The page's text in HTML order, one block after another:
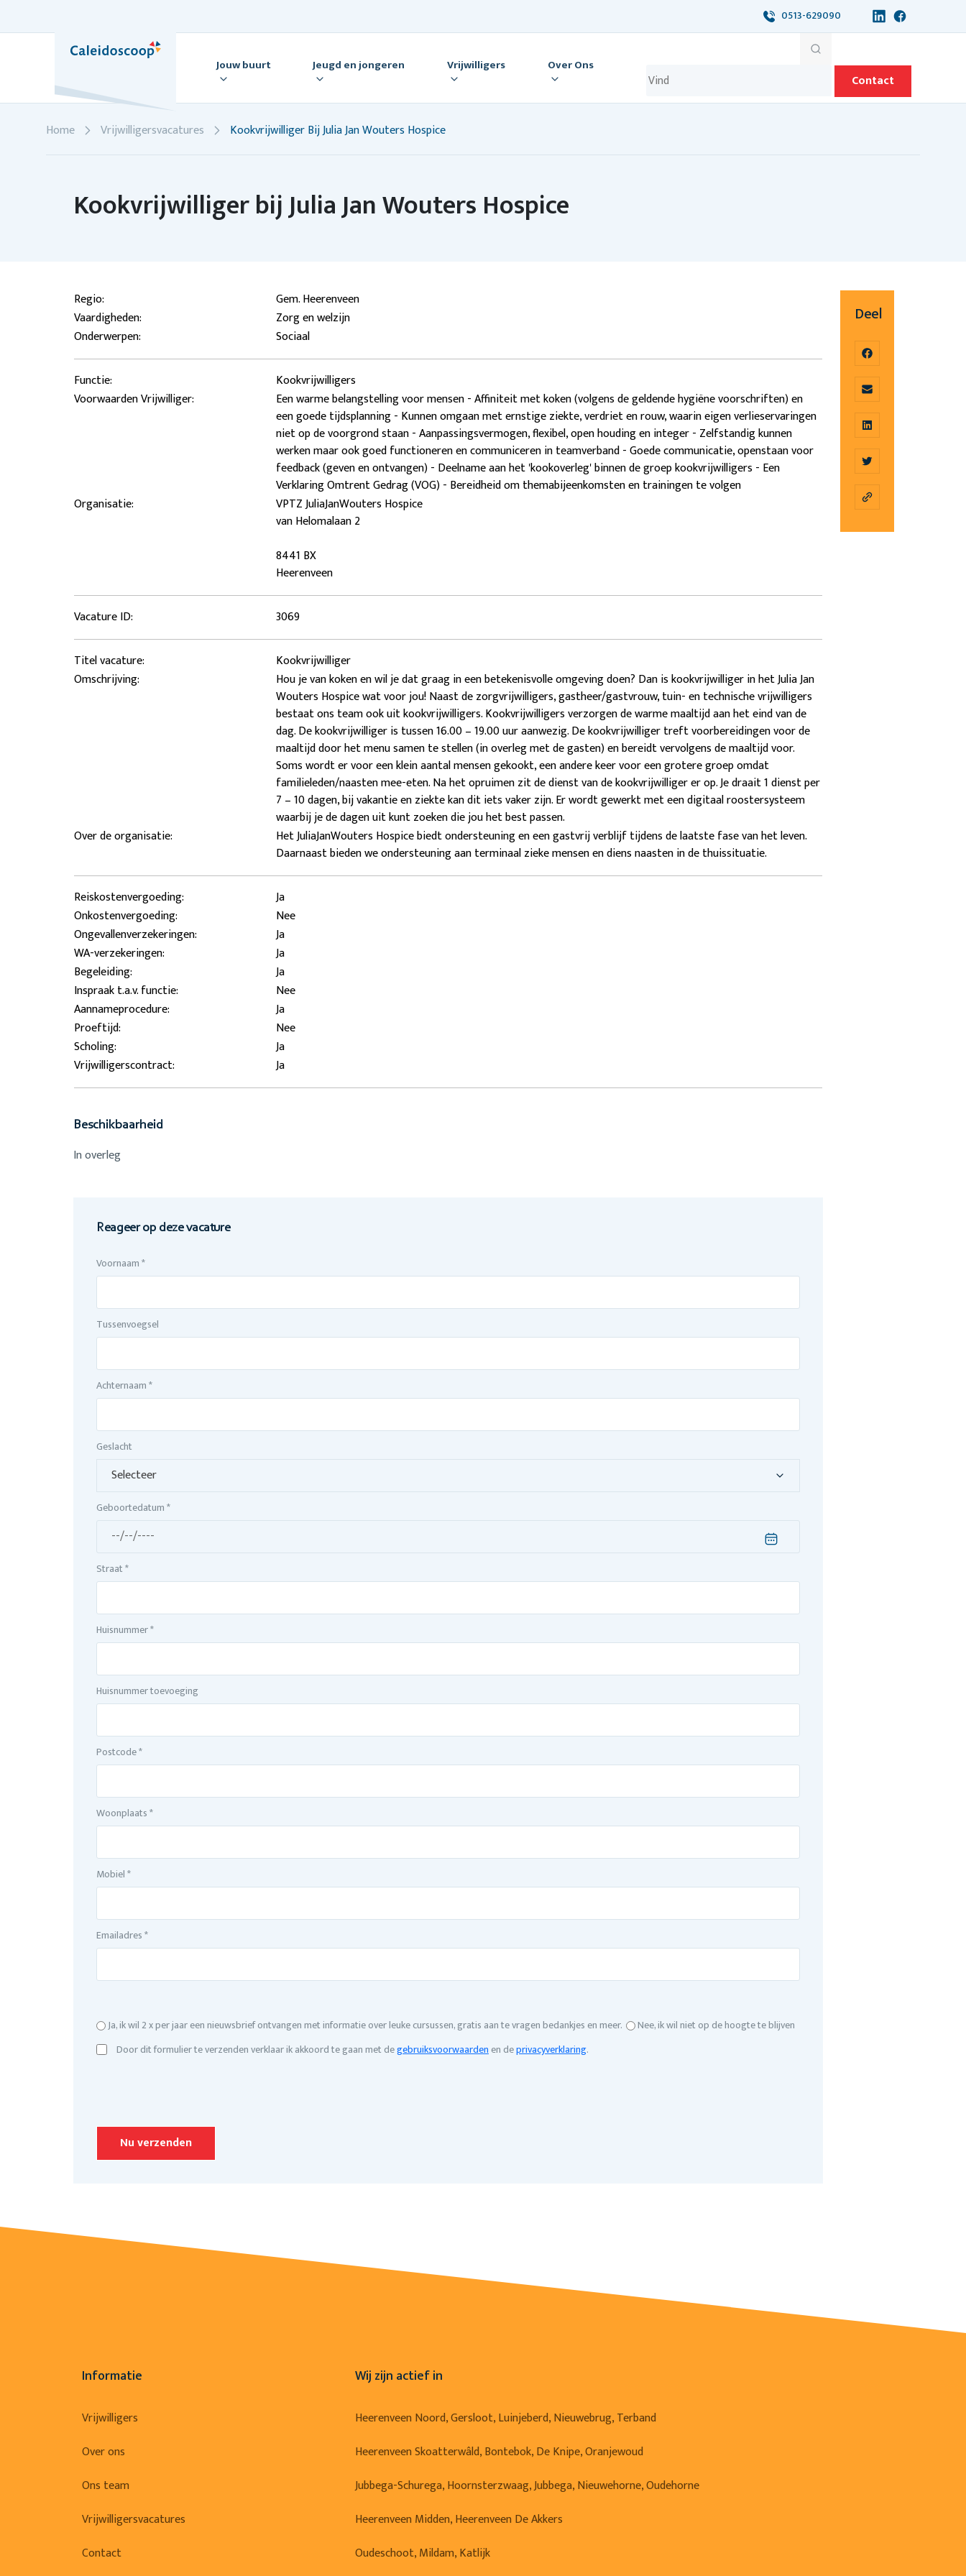
content
0513-629090
Jouw buurt Jeugd en jongeren Vrijwilligers Over Ons
Contact
Home Vrijwilligersvacatures Kookvrijwilliger Bij Julia Jan Wouters Hospice
Kookvrijwilliger bij Julia Jan Wouters Hospice
Regio:
Gem. Heerenveen
Vaardigheden:
Zorg en welzijn
Onderwerpen:
Sociaal
Functie:
Kookvrijwilligers
Voorwaarden Vrijwilliger:
Een warme belangstelling voor mensen - Affiniteit met koken (volgens de geldende hygiëne voorschriften) en
een goede tijdsplanning - Kunnen omgaan met ernstige ziekte, verdriet en rouw, waarin eigen verlieservaringen
niet op de voorgrond staan - Aanpassingsvermogen, flexibel, open houding en integer - Zelfstandig kunnen
werken maar ook goed functioneren en communiceren in teamverband - Goede communicatie, openstaan voor
feedback (geven en ontvangen) - Deelname aan het 'kookoverleg' binnen de groep kookvrijwilligers - Een
Verklaring Omtrent Gedrag (VOG) - Bereidheid om themabijeenkomsten en trainingen te volgen
Organisatie:
VPTZ JuliaJanWouters Hospice
van Helomalaan 2
8441 BX
Heerenveen
Vacature ID: 3069
Titel vacature:
Kookvrijwilliger
Omschrijving:
Hou je van koken en wil je dat graag in een betekenisvolle omgeving doen? Dan is kookvrijwilliger in het Julia Jan
Wouters Hospice wat voor jou! Naast de zorgvrijwilligers, gastheer/gastvrouw, tuin- en technische vrijwilligers
bestaat ons team ook uit kookvrijwilligers. Kookvrijwilligers verzorgen de warme maaltijd aan het eind van de
dag. De kookvrijwilliger is tussen 16.00 – 19.00 uur aanwezig. De kookvrijwilliger treft voorbereidingen voor de
maaltijd door het menu samen te stellen (in overleg met de gasten) en bereidt vervolgens de maaltijd voor.
Soms wordt er voor een klein aantal mensen gekookt, een andere keer voor een grotere groep omdat
familieleden/naasten mee-eten. Na het opruimen zit de dienst van de kookvrijwilliger er op. Je draait 1 dienst per
7 – 10 dagen, bij vakantie en ziekte kan dit iets vaker zijn. Er wordt gewerkt met een digitaal roostersysteem
waarbij je de dagen uit kunt zoeken die jou het best passen.
Over de organisatie:
Het JuliaJanWouters Hospice biedt ondersteuning en een gastvrij verblijf tijdens de laatste fase van het leven.
Daarnaast bieden we ondersteuning aan terminaal zieke mensen en diens naasten in de thuissituatie.
Reiskostenvergoeding:
Ja
Onkostenvergoeding:
Nee
Ongevallenverzekeringen:
Ja
WA-verzekeringen:
Ja
Begeleiding:
Ja
Inspraak t.a.v. functie:
Nee
Aannameprocedure:
Ja
Proeftijd:
Nee
Scholing:
Ja
Vrijwilligerscontract:
Ja
Beschikbaarheid
In overleg
Reageer op deze vacature
Voornaam *
Tussenvoegsel
Achternaam *
Geslacht
Geboortedatum *
Straat *
Huisnummer *
Huisnummer toevoeging
Postcode *
Woonplaats *
Mobiel *
Emailadres *
Ja, ik wil 2 x per jaar een nieuwsbrief ontvangen met informatie over leuke cursussen, gratis aan te vragen bedankjes en meer.
Nee, ik wil niet op de hoogte te blijven
Door dit formulier te verzenden verklaar ik akkoord te gaan met degebruiksvoorwaardenen deprivacyverklaring.
Deel
Informatie
Vrijwilligers
Over ons
Ons team
Vrijwilligersvacatures
Contact
Wij zijn actief in
Heerenveen Noord, Gersloot, Luinjeberd, Nieuwebrug, Terband
Heerenveen Skoatterwâld, Bontebok, De Knipe, Oranjewoud
Jubbega-Schurega, Hoornsterzwaag, Jubbega, Nieuwehorne, Oudehorne
Heerenveen Midden, Heerenveen De Akkers
Oudeschoot, Mildam, Katlijk